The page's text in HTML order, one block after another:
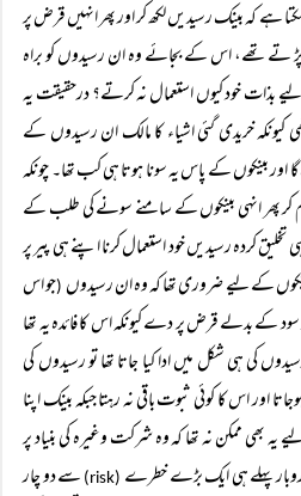
ہے کہ بینک رسیدیں لکھ کر اور پھر انہیں قرض پر
پڑ تے تھے، اس کے بجائے وہ ان رسیدوں کو براہ
بذات خود کیوں استعمال نہ کرتے؟ درحقیقت یہ
خریدی گئی اشیاء کا مالک ان رسیدوں کے
کے پاس یہ سونا ہوتا ہی کب تھا۔ چونکہ
پھر انہی بینکوں کے سامنے سونے کی طلب کے
کردہ رسیدیں خود استعمال کرنا اپنے ہی پیر پر
کے لیے ضروری تھا کہ وہ ان رسیدوں (جو اس
کے بدلے قرض پر دے کیونکہ اس کا فائدہ یہ تھا
کی ہی شکل میں ادا کیا جاتا تھا تو رسیدوں کی
اور اس کا کوئی ثبوت باقی نہ رہتا جبکہ بینک اپنا
یہ بھی ممکن نہ تھا کہ وہ شرکت وغیرہ کی بنیاد پر
پہلے ہی ایک بڑے خطرے (risk)
سے دو چار